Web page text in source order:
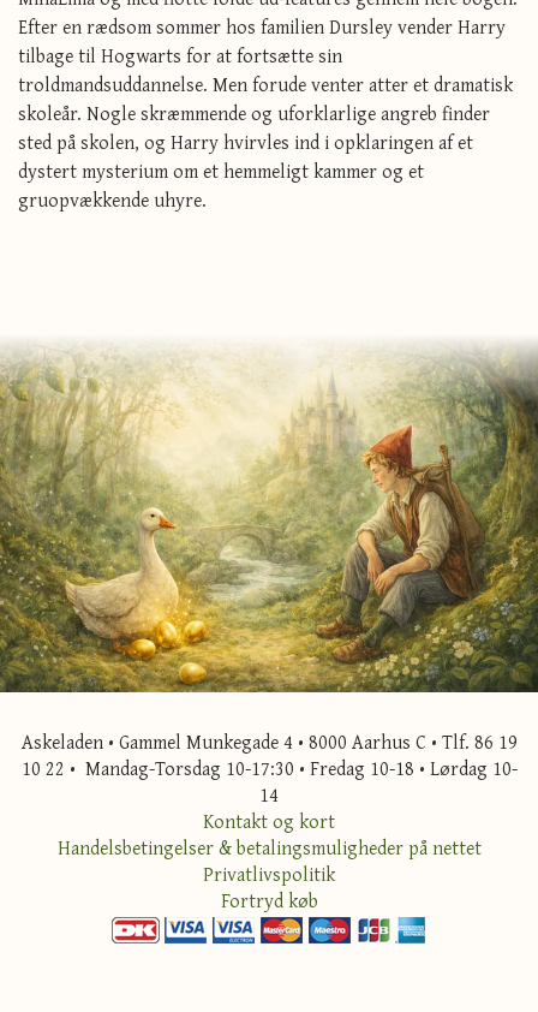
Efter en rædsom sommer hos familien Dursley vender Harry
tilbage til Hogwarts for at fortsætte sin
troldmandsuddannelse. Men forude venter atter et dramatisk
skoleår. Nogle skræmmende og uforklarlige angreb finder
sted på skolen, og Harry hvirvles ind i opklaringen af et
dystert mysterium om et hemmeligt kammer og et
gruopvækkende uhyre.
Askeladen • Gammel Munkegade 4 • 8000 Aarhus C • Tlf. 86 19
10 22 • Mandag-Torsdag 10-17:30 • Fredag 10-18 • Lørdag 10-
14
Kontakt og kort
Handelsbetingelser & betalingsmuligheder på nettet
Privatlivspolitik
Fortryd køb